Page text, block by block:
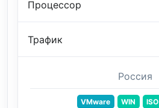
Процессор
Трафик
Россия
VMware WIN ISO